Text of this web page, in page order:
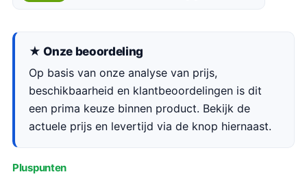
★ Onze beoordeling
Op basis van onze analyse van prijs,
beschikbaarheid en klantbeoordelingen is dit
een prima keuze binnen product. Bekijk de
actuele prijs en levertijd via de knop hiernaast.
Pluspunten